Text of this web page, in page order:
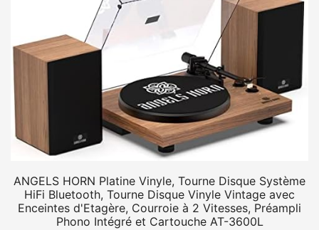
ANGELS HORN Platine Vinyle, Tourne Disque Système
HiFi Bluetooth, Tourne Disque Vinyle Vintage avec
Enceintes d'Etagère, Courroie à 2 Vitesses, Préampli
Phono Intégré et Cartouche AT-3600L